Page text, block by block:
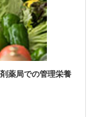
薬局での管理栄養